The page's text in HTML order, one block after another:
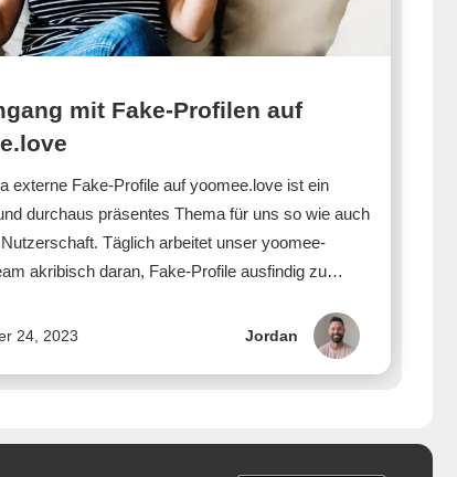
mit Fake-Profilen auf
externe Fake-Profile auf yoomee.love ist ein
durchaus präsentes Thema für uns so wie auch
Täglich arbeitet unser yoomee-
akribisch daran, Fake-Profile ausfindig zu…
24, 2023 Jordan